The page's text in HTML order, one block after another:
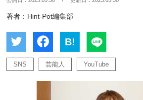
著者：Hint-Pot編集部
B!
SNS 芸能人 YouTube